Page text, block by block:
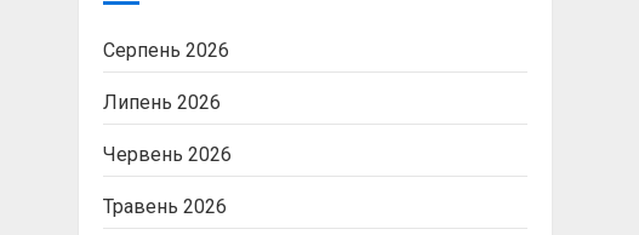
Серпень 2026
Липень 2026
Червень 2026
Травень 2026